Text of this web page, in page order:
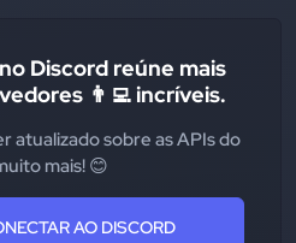
Discord reúne mais
👨‍💻 incríveis.
atualizado sobre as APIs do
mais! 😊
AO DISCORD